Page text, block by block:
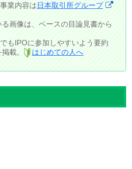
業内容は日本取引所グループ
画像は、ベースの目論見書から
もIPOに参加しやすいよう要約
載。
はじめての人へ